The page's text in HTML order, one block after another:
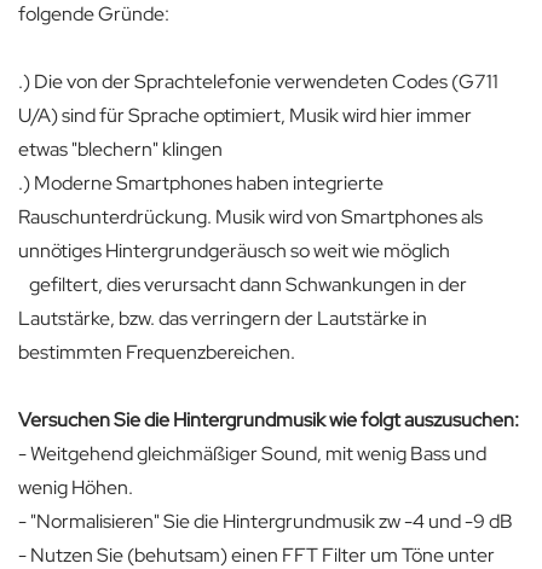
folgende Gründe:
.) Die von der Sprachtelefonie verwendeten Codes (G711
U/A) sind für Sprache optimiert, Musik wird hier immer
etwas "blechern" klingen
.) Moderne Smartphones haben integrierte
Rauschunterdrückung. Musik wird von Smartphones als
unnötiges Hintergrundgeräusch so weit wie möglich
gefiltert, dies verursacht dann Schwankungen in der
Lautstärke, bzw. das verringern der Lautstärke in
bestimmten Frequenzbereichen.
Versuchen Sie die Hintergrundmusik wie folgt auszusuchen:
- Weitgehend gleichmäßiger Sound, mit wenig Bass und
wenig Höhen.
- "Normalisieren" Sie die Hintergrundmusik zw -4 und -9 dB
- Nutzen Sie (behutsam) einen FFT Filter um Töne unter